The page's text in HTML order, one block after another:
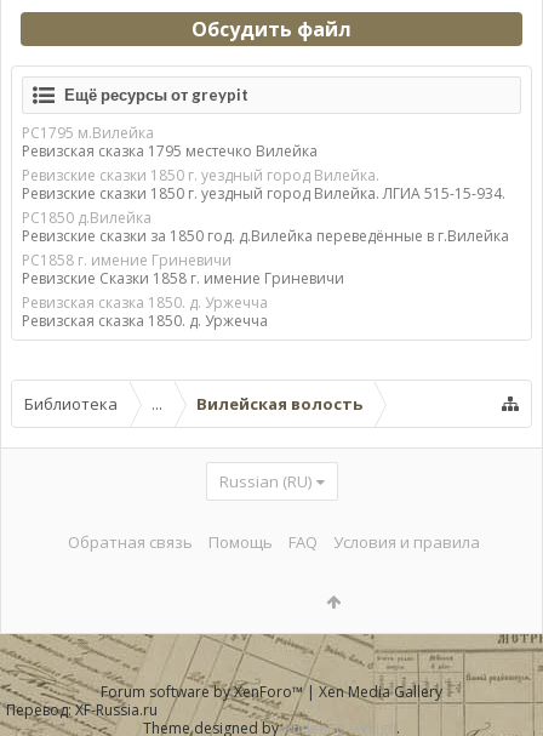
Обсудить файл
Ещё ресурсы от greypit
РС1795 м.Вилейка
Ревизская сказка 1795 местечко Вилейка
Ревизские сказки 1850 г. уездный город Вилейка.
Ревизские сказки 1850 г. уездный город Вилейка. ЛГИА 515-15-934.
РС1850 д.Вилейка
Ревизские сказки за 1850 год. д.Вилейка переведённые в г.Вилейка
РС1858 г. имение Гриневичи
Ревизские Сказки 1858 г. имение Гриневичи
Ревизская сказка 1850. д. Уржечча
Ревизская сказка 1850. д. Уржечча
Библиотека ... Вилейская волость
Russian (RU)
Обратная связь Помощь FAQ Условия и правила
Forum software by XenForo™| Xen Media Gallery
Перевод:XF-Russia.ru
Theme designed byAudentio Design .